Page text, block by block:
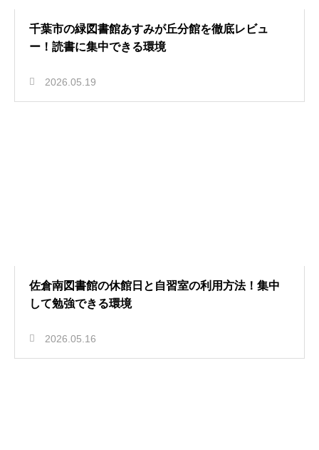
千葉市の緑図書館あすみが丘分館を徹底レビュ
ー！読書に集中できる環境
2026.05.19
佐倉南図書館の休館日と自習室の利用方法！集中
して勉強できる環境
2026.05.16